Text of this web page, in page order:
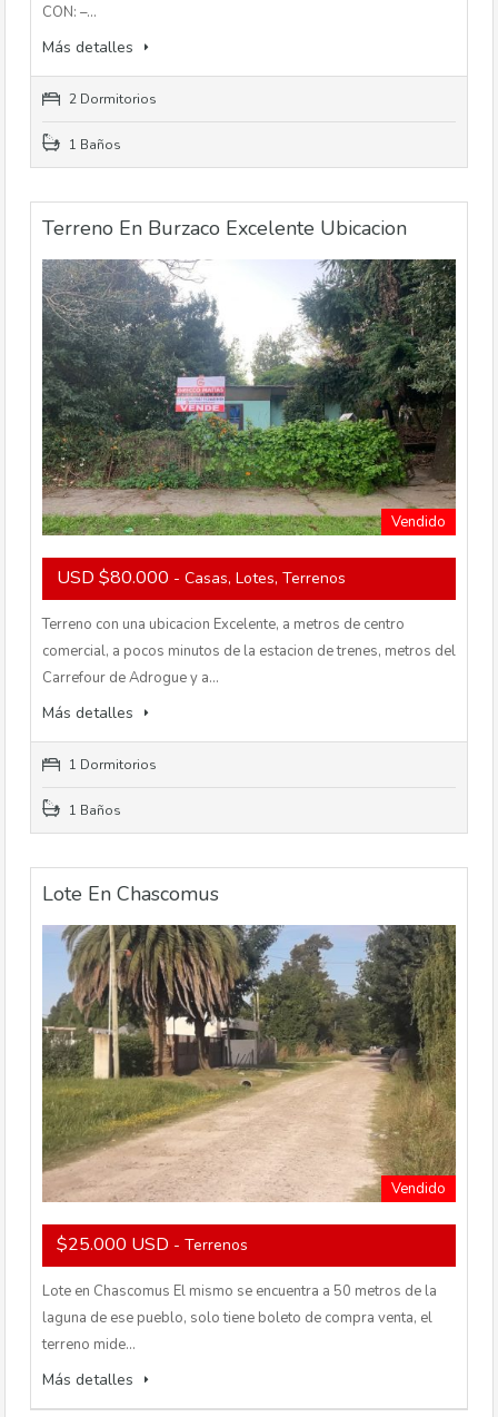
CON: –…
Más detalles
2 Dormitorios
1 Baños
Terreno En Burzaco Excelente Ubicacion
Vendido
USD $80.000 - Casas, Lotes, Terrenos
Terreno con una ubicacion Excelente, a metros de centro
comercial, a pocos minutos de la estacion de trenes, metros del
Carrefour de Adrogue y a…
Más detalles
1 Dormitorios
1 Baños
Lote En Chascomus
Vendido
$25.000 USD - Terrenos
Lote en Chascomus El mismo se encuentra a 50 metros de la
laguna de ese pueblo, solo tiene boleto de compra venta, el
terreno mide…
Más detalles